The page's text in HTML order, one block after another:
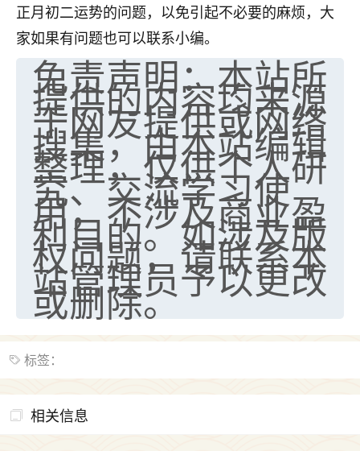
正月初二运势的问题，以免引起不必要的麻烦，大
家如果有问题也可以联系小编。
免责声明：本站所
提供的内容均来源
于网友提供或网络
搜集，由本站编辑
整理，仅供个人研
究、交流学习使
用，不涉及商业盈
利目的。如涉及版
权问题，请联系本
站管理员予以更改
或删除。
标签：
相关信息